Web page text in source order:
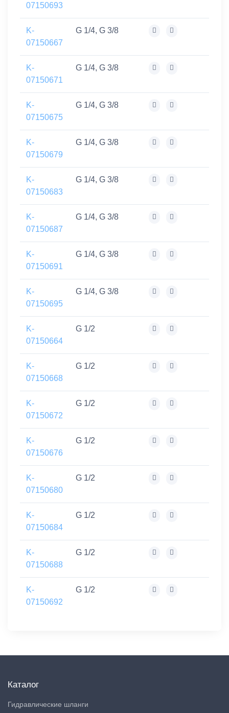
07150693
K-
07150667
G 1/4, G 3/8
K-
07150671
G 1/4, G 3/8
K-
07150675
G 1/4, G 3/8
K-
07150679
G 1/4, G 3/8
K-
07150683
G 1/4, G 3/8
K-
07150687
G 1/4, G 3/8
K-
07150691
G 1/4, G 3/8
K-
07150695
G 1/4, G 3/8
K-
07150664
G 1/2
K-
07150668
G 1/2
K-
07150672
G 1/2
K-
07150676
G 1/2
K-
07150680
G 1/2
K-
07150684
G 1/2
K-
07150688
G 1/2
K-
07150692
G 1/2
Каталог
Гидравлические шланги